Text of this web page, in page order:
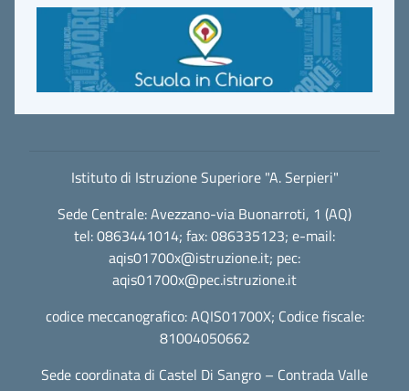
Istituto di Istruzione Superiore "A. Serpieri"
Sede Centrale: Avezzano-via Buonarroti, 1 (AQ)
tel: 0863441014; fax: 086335123; e-mail:
aqis01700x@istruzione.it; pec:
aqis01700x@pec.istruzione.it
codice meccanografico: AQIS01700X; Codice fiscale:
81004050662
Sede coordinata di Castel Di Sangro – Contrada Valle